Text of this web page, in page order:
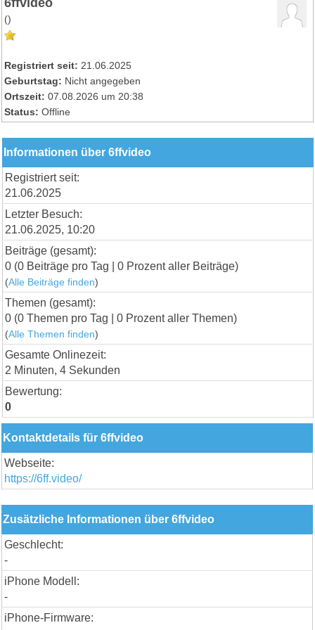
()
Registriert seit: 21.06.2025
Geburtstag: Nicht angegeben
Ortszeit: 07.08.2026 um 20:38
Status: Offline
Informationen über 6ffvideo
Registriert seit:
21.06.2025
Letzter Besuch:
21.06.2025, 10:20
Beiträge (gesamt):
0 (0 Beiträge pro Tag | 0 Prozent aller Beiträge)
(Alle Beiträge finden)
Themen (gesamt):
0 (0 Themen pro Tag | 0 Prozent aller Themen)
(Alle Themen finden)
Gesamte Onlinezeit:
2 Minuten, 4 Sekunden
Bewertung:
0
Kontaktdetails für 6ffvideo
Webseite:
https://6ff.video/
Zusätzliche Informationen über 6ffvideo
Geschlecht:
-
iPhone Modell:
-
iPhone-Firmware: